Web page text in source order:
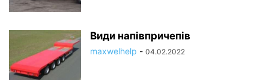
Види напівпричепів
maxwelhelp - 04.02.2022